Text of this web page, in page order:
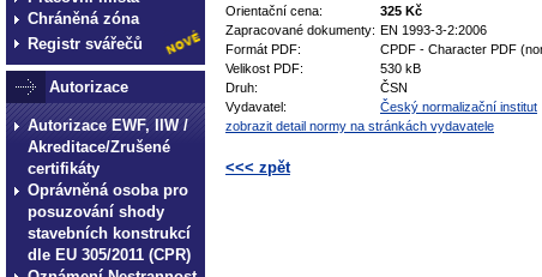
Chráněná zóna
Registr svářečů
Autorizace
Autorizace EWF, IIW /
Akreditace/Zrušené
certifikáty
Oprávněná osoba pro
posuzování shody
stavebních konstrukcí
dle EU 305/2011 (CPR)
Orientační cena:
325 Kč
Zapracované dokumenty: EN 1993-3-2:2006
Formát PDF:
CPDF - Character PDF
Velikost PDF:
530 kB
Druh:
ČSN
Vydavatel:
Český normalizační institut
zobrazit detail normy na stránkách vydavatele
<<< zpět